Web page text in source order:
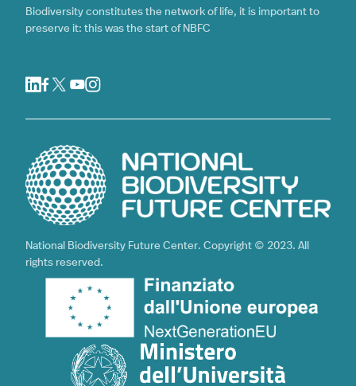
Biodiversity constitutes the network of life, it is important to
preserve it: this was the start of NBFC
National Biodiversity Future Center. Copyright © 2023. All
rights reserved.